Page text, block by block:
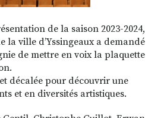
de la saison 2023-2024,
la ville d’Yssingeaux a demandé
de mettre en voix la plaquette
décalée pour découvrir une
et en diversités artistiques.